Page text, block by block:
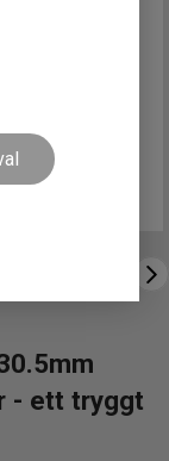
30mm
- ett tryggt